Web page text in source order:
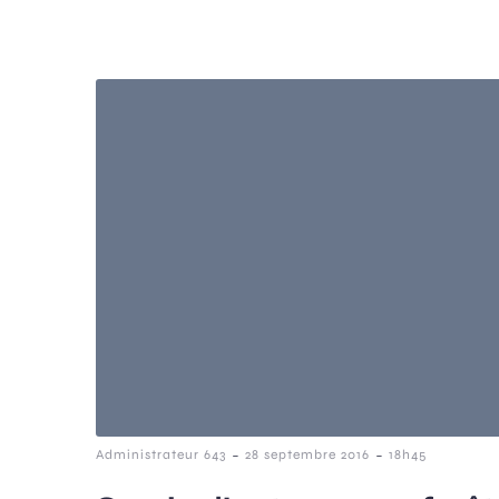
Administrateur 643 - 28 septembre 2016 - 18h45